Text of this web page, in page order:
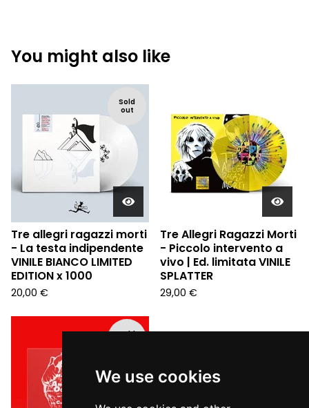
We use cookies
You might also like
Sold
out
Tre allegri ragazzi morti
- La testa indipendente
VINILE BIANCO LIMITED
EDITION x 1000
20,00 €
Tre Allegri Ragazzi Morti
- Piccolo intervento a
vivo | Ed. limitata VINILE
SPLATTER
29,00 €
Sold